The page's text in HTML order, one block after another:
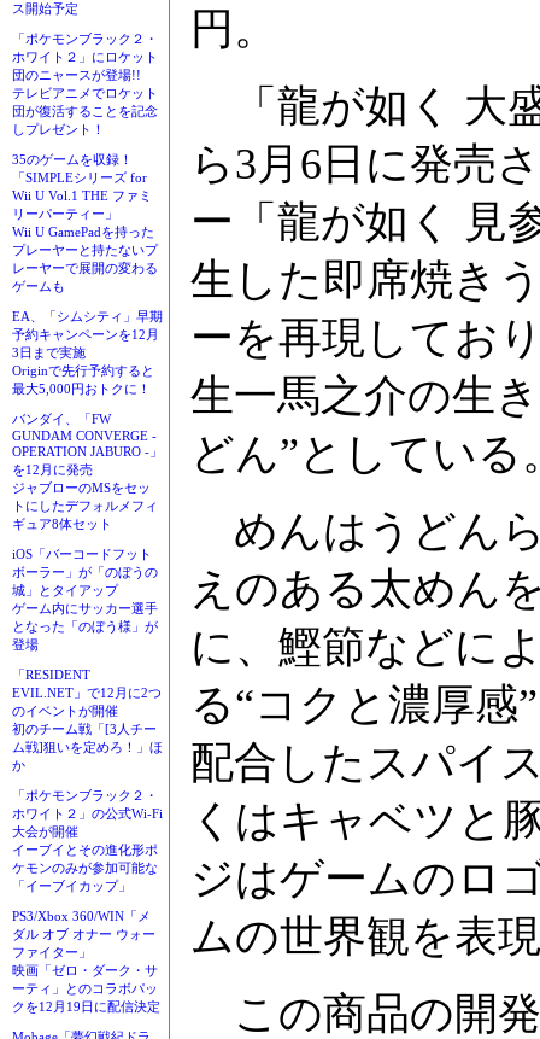
ス開始予定
「ポケモンブラック２・
ホワイト２」にロケット
団のニャースが登場!!
テレビアニメでロケット
団が復活することを記念
しプレゼント！
35のゲームを収録！
「SIMPLEシリーズ for
Wii U Vol.1 THE ファミ
リーパーティー」
Wii U GamePadを持った
プレーヤーと持たないプ
レーヤーで展開の変わる
ゲームも
EA、「シムシティ」早期
予約キャンペーンを12月
3日まで実施
Originで先行予約すると
最大5,000円おトクに！
バンダイ、「FW
GUNDAM CONVERGE -
OPERATION JABURO -」
を12月に発売
ジャブローのMSをセッ
トにしたデフォルメフィ
ギュア8体セット
iOS「バーコードフット
ボーラー」が「のぼうの
城」とタイアップ
ゲーム内にサッカー選手
となった「のぼう様」が
登場
「RESIDENT
EVIL.NET」で12月に2つ
のイベントが開催
初のチーム戦「[3人チー
ム戦]狙いを定めろ！」ほ
か
「ポケモンブラック２・
ホワイト２」の公式Wi-Fi
大会が開催
イーブイとその進化形ポ
ケモンのみが参加可能な
「イーブイカップ」
PS3/Xbox 360/WIN「メ
ダル オブ オナー ウォー
ファイター」
映画「ゼロ・ダーク・サ
ーティ」とのコラボパッ
クを12月19日に配信決定
円。
「龍が如く 大
ら3月6日に発売
ー「龍が如く 見
生した即席焼き
ーを再現してお
生一馬之介の生
どん”としている
めんはうどん
えのある太めん
に、鰹節などに
る“コクと濃厚
配合したスパイ
くはキャベツと
ジはゲームのロ
ムの世界観を表
この商品の開